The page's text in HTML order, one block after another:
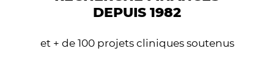
DEPUIS 1982
et + de 100 projets cliniques soutenus